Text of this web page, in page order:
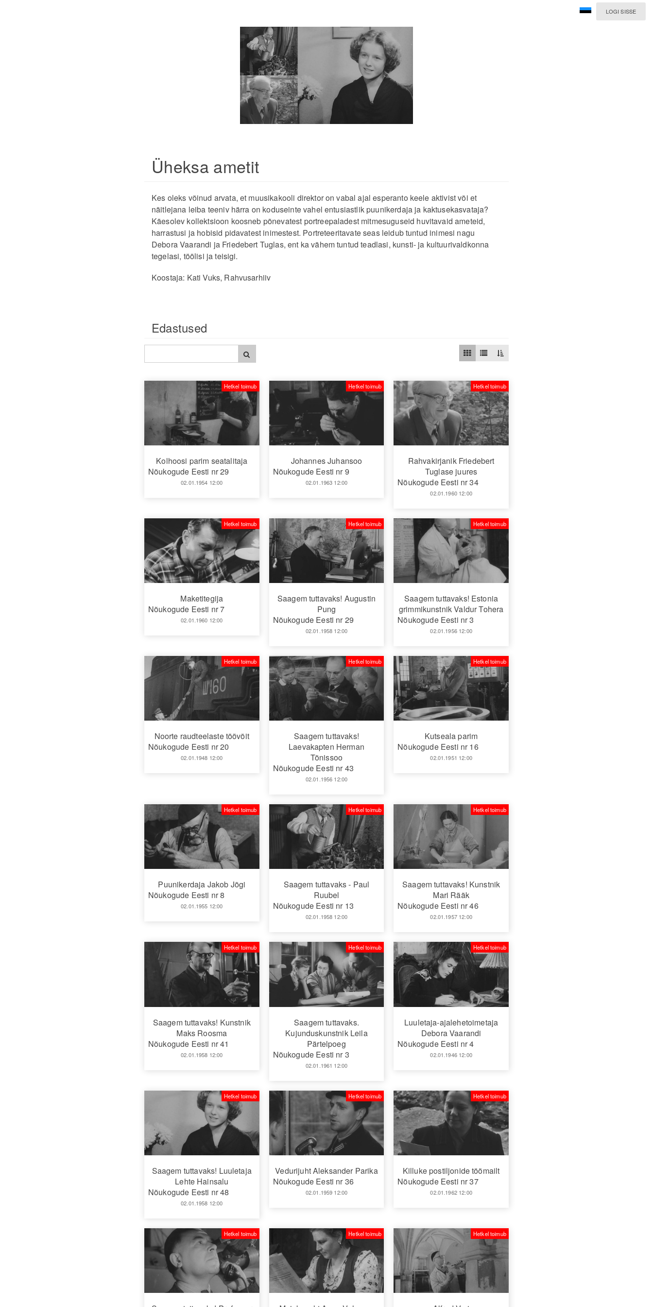
LOGI SISSE
Üheksa ametit
Kes oleks võinud arvata, et muusikakooli direktor on vabal ajal esperanto keele aktivist või et
näitlejana leiba teeniv härra on koduseinte vahel entusiastlik puunikerdaja ja kaktusekasvataja?
Käesolev kollektsioon koosneb põnevatest portreepaladest mitmesuguseid huvitavaid ameteid,
harrastusi ja hobisid pidavatest inimestest. Portreteeritavate seas leidub tuntud inimesi nagu
Debora Vaarandi ja Friedebert Tuglas, ent ka vähem tuntud teadlasi, kunsti- ja kultuurivaldkonna
tegelasi, töölisi ja teisigi.
Koostaja: Kati Vuks, Rahvusarhiiv
Edastused
Kolhoosi parim seatalitaja
Nõukogude Eesti nr 29
02.01.1954 12:00
Hetkel toimub
Johannes Juhansoo
Nõukogude Eesti nr 9
02.01.1963 12:00
Hetkel toimub
Rahvakirjanik Friedebert
Tuglase juures
Nõukogude Eesti nr 34
02.01.1960 12:00
Hetkel toimub
Maketitegija
Nõukogude Eesti nr 7
02.01.1960 12:00
Hetkel toimub
Saagem tuttavaks! Augustin
Pung
Nõukogude Eesti nr 29
02.01.1958 12:00
Hetkel toimub
Saagem tuttavaks! Estonia
grimmikunstnik Valdur Tohera
Nõukogude Eesti nr 3
02.01.1956 12:00
Hetkel toimub
Noorte raudteelaste töövõit
Nõukogude Eesti nr 20
02.01.1948 12:00
Hetkel toimub
Saagem tuttavaks!
Laevakapten Herman
Tõnissoo
Nõukogude Eesti nr 43
02.01.1956 12:00
Hetkel toimub
Kutseala parim
Nõukogude Eesti nr 16
02.01.1951 12:00
Hetkel toimub
Puunikerdaja Jakob Jõgi
Nõukogude Eesti nr 8
02.01.1955 12:00
Hetkel toimub
Saagem tuttavaks - Paul
Ruubel
Nõukogude Eesti nr 13
02.01.1958 12:00
Hetkel toimub
Saagem tuttavaks! Kunstnik
Mari Rääk
Nõukogude Eesti nr 46
02.01.1957 12:00
Hetkel toimub
Saagem tuttavaks! Kunstnik
Maks Roosma
Nõukogude Eesti nr 41
02.01.1958 12:00
Hetkel toimub
Saagem tuttavaks.
Kujunduskunstnik Leila
Pärtelpoeg
Nõukogude Eesti nr 3
02.01.1961 12:00
Hetkel toimub
Luuletaja-ajalehetoimetaja
Debora Vaarandi
Nõukogude Eesti nr 4
02.01.1946 12:00
Hetkel toimub
Saagem tuttavaks! Luuletaja
Lehte Hainsalu
Nõukogude Eesti nr 48
02.01.1958 12:00
Hetkel toimub
Vedurijuht Aleksander Parika
Nõukogude Eesti nr 36
02.01.1959 12:00
Hetkel toimub
Killuke postiljonide töömailt
Nõukogude Eesti nr 37
02.01.1962 12:00
Hetkel toimub
Hetkel toimub Hetkel toimub Hetkel toimub